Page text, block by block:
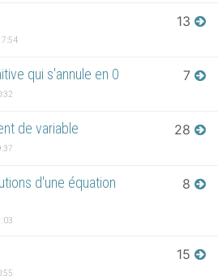
13
qui s'annule en 0 7
de variable 28
d'une équation
8
15